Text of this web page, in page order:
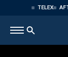
TELEX